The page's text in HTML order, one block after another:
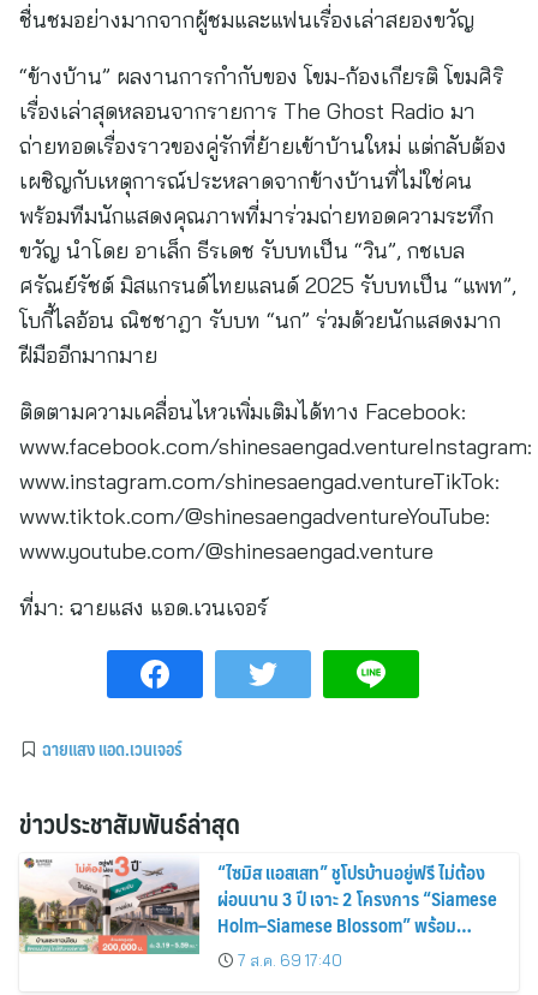
ชื่นชมอย่างมากจากผู้ชมและแฟนเรื่องเล่าสยองขวัญ
“ข้างบ้าน” ผลงานการกำกับของ โขม-ก้องเกียรติ โขมศิริ
เรื่องเล่าสุดหลอนจากรายการ The Ghost Radio มา
ถ่ายทอดเรื่องราวของคู่รักที่ย้ายเข้าบ้านใหม่ แต่กลับต้อง
เผชิญกับเหตุการณ์ประหลาดจากข้างบ้านที่ไม่ใช่คน
พร้อมทีมนักแสดงคุณภาพที่มาร่วมถ่ายทอดความระทึก
ขวัญ นำโดย อาเล็ก ธีรเดช รับบทเป็น “วิน”, กชเบล
ศรัณย์รัชต์ มิสแกรนด์ไทยแลนด์ 2025 รับบทเป็น “แพท”,
โบกี้ไลอ้อน ณิชชาฎา รับบท “นก” ร่วมด้วยนักแสดงมาก
ฝีมืออีกมากมาย
ติดตามความเคลื่อนไหวเพิ่มเติมได้ทาง Facebook:
www.facebook.com/shinesaengad.ventureInstagram:
www.instagram.com/shinesaengad.ventureTikTok:
www.tiktok.com/@shinesaengadventureYouTube:
www.youtube.com/@shinesaengad.venture
ที่มา: ฉายแสง แอด.เวนเจอร์
ฉายแสง แอด.เวนเจอร์
ข่าวประชาสัมพันธ์ล่าสุด
“ไซมิส แอสเสท” ชูโปรบ้านอยู่ฟรี ไม่ต้อง
ผ่อนนาน 3 ปี เจาะ 2 โครงการ “Siamese
Holm–Siamese Blossom” พร้อม
ส่วนลดและสิทธิพิเศษถึง 31 สิงหาคม
2569
7 ส.ค. 69 17:40